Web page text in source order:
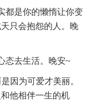
都是你的懒惰让你变
只会抱怨的人。晚
态去生活。晚安~
因为可爱才美丽。
他相伴一生的机